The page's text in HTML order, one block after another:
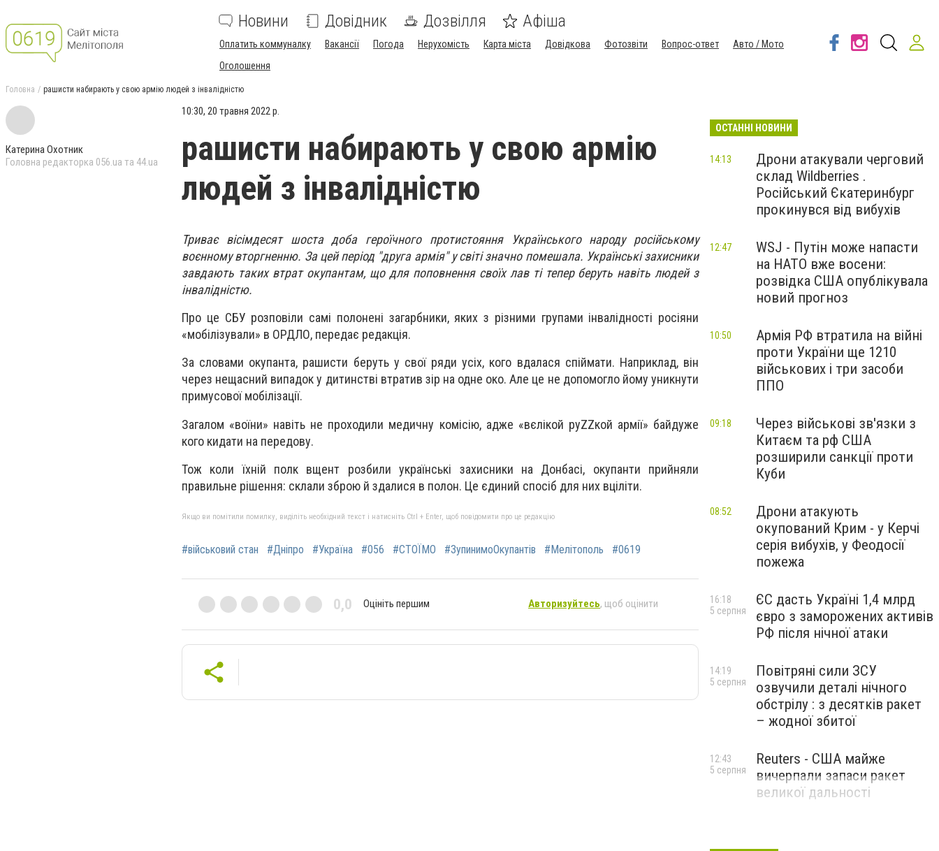
Новини Довідник Дозвілля Афіша
Оплатить коммуналку Вакансії Погода Нерухомість Карта міста Довідкова Фотозвіти Вопрос-ответ
Авто / Мото
Оголошення
Головна рашисти набирають у свою армію людей з інвалідністю
Катерина Охотник
Головна редакторка 056.ua та 44.ua
10:30, 20 травня 2022 р.
рашисти набирають у свою армію
людей з інвалідністю
Триває вісімдесят шоста доба героїчного протистояння Українського народу російському
воєнному вторгненню. За цей період "друга армія" у світі значно помешала. Українські захисники
завдають таких втрат окупантам, що для поповнення своїх лав ті тепер беруть навіть людей з
інвалідністю.
Про це СБУ розповіли самі полонені загарбники, яких з різними групами інвалідності росіяни
«мобілізували» в ОРДЛО, передає редакція.
За словами окупанта, рашисти беруть у свої ряди усіх, кого вдалася спіймати. Наприклад, він
через нещасний випадок у дитинстві втратив зір на одне око. Але це не допомогло йому уникнути
примусової мобілізації.
Загалом «воїни» навіть не проходили медичну комісію, адже «вєлікой руZZкой армії» байдуже
кого кидати на передову.
Тож коли їхній полк вщент розбили українські захисники на Донбасі, окупанти прийняли
правильне рішення: склали зброю й здалися в полон. Це єдиний спосіб для них вціліти.
Якщо ви помітили помилку, виділіть необхідний текст і натисніть Ctrl + Enter, щоб повідомити про це редакцію
#військовий стан #Дніпро #Україна #056 #СТОЇМО #ЗупинимоОкупантів #Мелітополь #0619
0,0 Оцініть першим Авторизуйтесь, щоб оцінити
ОСТАННІ НОВИНИ
Дрони атакували черговий
склад Wildberries .
Російський Єкатеринбург
прокинувся від вибухів
14:13
WSJ - Путін може напасти
на НАТО вже восени:
розвідка США опублікувала
новий прогноз
12:47
Армія РФ втратила на війні
проти України ще 1210
військових і три засоби
ППО
10:50
Через військові зв'язки з
Китаєм та рф США
розширили санкції проти
Куби
09:18
Дрони атакують
окупований Крим - у Керчі
серія вибухів, у Феодосії
пожежа
08:52
ЄС дасть Україні 1,4 млрд
євро з заморожених активів
РФ після нічної атаки
16:18
5 серпня
Повітряні сили ЗСУ
озвучили деталі нічного
обстрілу : з десятків ракет
– жодної збитої
14:19
5 серпня
Reuters - США майже
вичерпали запаси ракет
великої дальності
12:43
5 серпня